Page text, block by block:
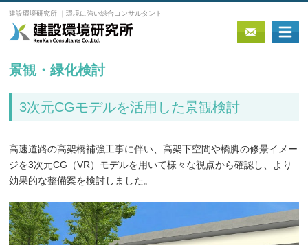
建設環境研究所 ｜環境に強い総合コンサルタント
景観・緑化検討
3次元CGモデルを活用した景観検討
高速道路の高架橋補強工事に伴い、高架下空間や橋脚の修景イメー
ジを3次元CG（VR）モデルを用いて様々な視点から確認し、より
効果的な整備案を検討しました。